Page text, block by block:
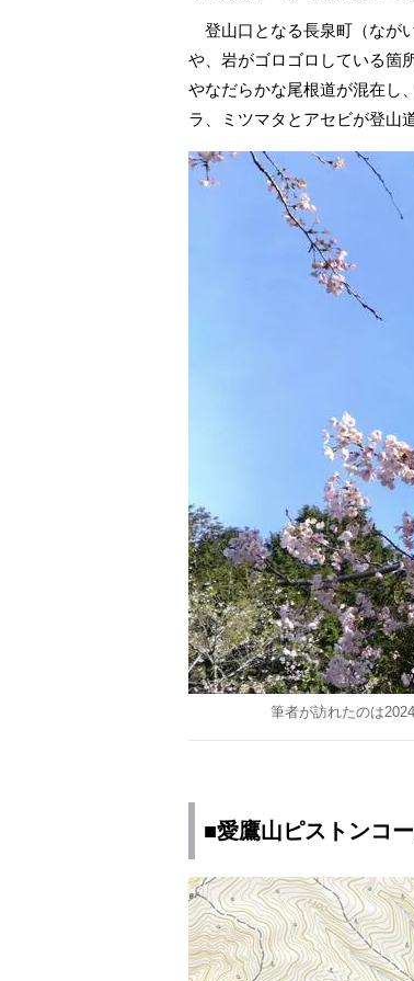
登山口となる長泉町（なが
や、岩がゴロゴロしている箇
やなだらかな尾根道が混在し
ラ、ミツマタとアセビが登山
筆者が訪れたのは
■愛鷹山ピストンコ